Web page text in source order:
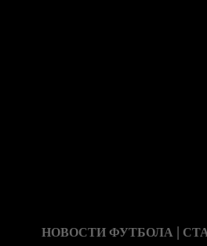
НОВОСТИ ФУТБОЛА |